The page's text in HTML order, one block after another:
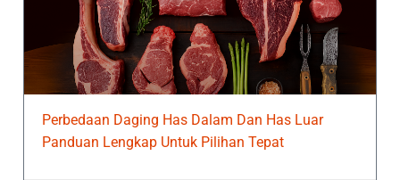
Perbedaan Daging Has Dalam Dan Has Luar
Panduan Lengkap Untuk Pilihan Tepat